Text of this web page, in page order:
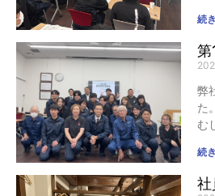
続
第
弊
た
む
続
社